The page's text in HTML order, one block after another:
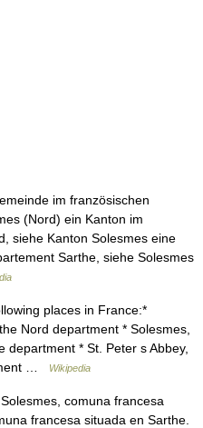
im französischen
(Nord) ein Kanton im
siehe Kanton Solesmes eine
Sarthe, siehe Solesmes
places in France:*
Nord department * Solesmes,
* St. Peter s Abbey,
…
Wikipedia
comuna francesa
francesa situada en Sarthe.